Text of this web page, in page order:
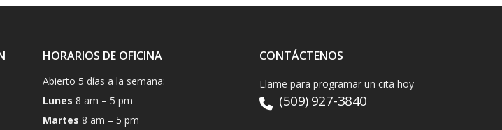
HORARIOS DE OFICINA
Abierto 5 días a la semana:
Lunes 8 am – 5 pm
Martes 8 am – 5 pm
CONTÁCTENOS
Llame para programar un cita hoy
(509) 927-3840